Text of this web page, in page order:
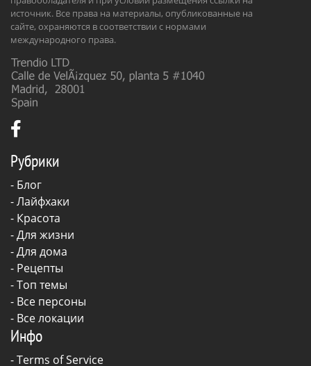
источник. Все права на материалы, опубликованные на
сайте, охраняются в соответствии с нормами
международного права.
Рубрики
- Блог
-Лайфхаки
- Красота
-Для жизни
-Для дома
- Рецепты
- Топ темы
- Все персоны
- Все локации
Инфо
-Terms of Service